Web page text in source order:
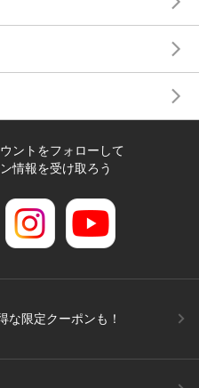
ントをフォローして
情報を受け取ろう
な限定クーポンも！